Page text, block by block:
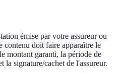
émise par votre assureur ou
contenu doit faire apparaître le
montant garanti, la période de
signature/cachet de l'assureur.